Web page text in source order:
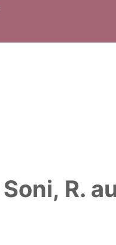
Soni, R.